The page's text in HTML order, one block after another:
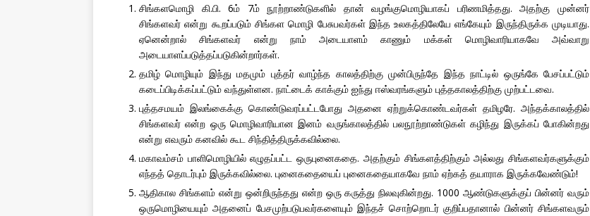
சிங்களமொழி கி.பி. 6ம் 7ம் நூற்றாண்டுகளில் தான் வழங்குமொழியாகப் பரிணமித்தது. அதற்கு முன்னர்
சிங்களவர் என்று கூறப்படும் சிங்கள மொழி பேசுபவர்கள் இந்த உலகத்திலேயே எங்கேயும் இருந்திருக்க முடியாது.
ஏனென்றால் சிங்களவர் என்று நாம் அடையாளம் காணும் மக்கள் மொழிவாரியாகவே அவ்வாறு
அடையாளப்படுத்தப்படுகின்றார்கள்.
தமிழ் மொழியும் இந்து மதமும் புத்தர் வாழ்ந்த காலத்திற்கு முன்பிருந்தே இந்த நாட்டில் ஒருங்கே பேசப்பட்டும்
கடைப்பிடிக்கப்பட்டும் வந்துள்ளன. நாட்டைக் காக்கும் ஐந்து ஈஸ்வரங்களும் புத்தகாலத்திற்கு முற்பட்டவை.
புத்தசமயம் இலங்கைக்கு கொண்டுவரப்பட்டபோது அதனை ஏற்றுக்கொண்டவர்கள் தமிழரே. அந்தக்காலத்தில்
சிங்களவர் என்ற ஒரு மொழிவாரியான இனம் வருங்காலத்தில் பலநூற்றாண்டுகள் கழிந்து இருக்கப் போகின்றது
என்று எவரும் கனவில் கூட சிந்தித்திருக்கவில்லை.
மகாவம்சம் பாளிமொழியில் எழுதப்பட்ட ஒருபுனைகதை. அதற்கும் சிங்களத்திற்கும் அல்லது சிங்களவர்களுக்கும்
எந்தத் தொடர்பும் இருக்கவில்லை. புனைகதையைப் புனைகதையாகவே நாம் ஏற்கத் தயாராக இருக்கவேண்டும்!
ஆதிகால சிங்களம் என்று ஒன்றிருந்தது என்ற ஒரு கருத்து நிலவுகின்றது. 1000 ஆண்டுகளுக்குப் பின்னர் வரும்
ஒருமொழியையும் அதனைப் பேசமுற்படுபவர்களையும் இந்தச் சொற்றொடர் குறிப்பதானால் பின்னர் சிங்களவரும்